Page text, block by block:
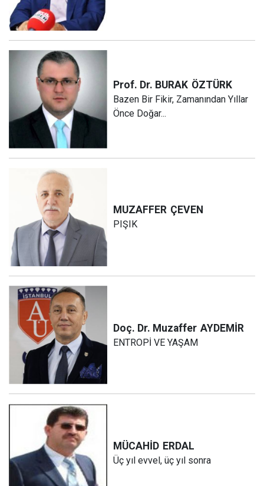
Prof. Dr. BURAK ÖZTÜRK
Bazen Bir Fikir, Zamanından Yıllar
Önce Doğar...
MUZAFFER ÇEVEN
PIŞIK
Doç. Dr. Muzaffer AYDEMİR
ENTROPİ VE YAŞAM
MÜCAHİD ERDAL
Üç yıl evvel, üç yıl sonra